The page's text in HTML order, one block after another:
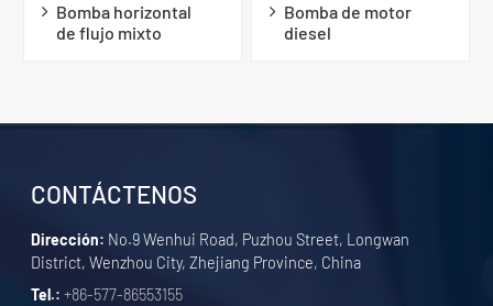
Bomba horizontal
de flujo mixto
Bomba de motor
diesel
CONTÁCTENOS
Dirección: No.9 Wenhui Road, Puzhou Street, Longwan
District, Wenzhou City, Zhejiang Province, China
Tel.: +86-577-86553155